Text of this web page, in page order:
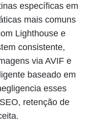
específicas em
mais comuns
Lighthouse e
consistente,
via AVIF e
baseado em
esses
retenção de